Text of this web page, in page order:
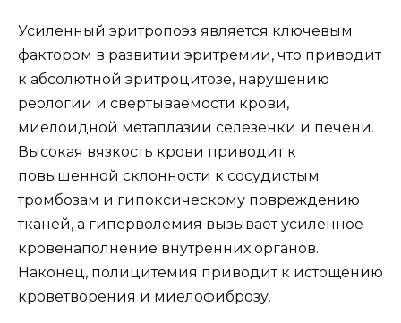
Усиленный эритропоэз является ключевым
фактором в развитии эритремии, что приводит
к абсолютной эритроцитозе, нарушению
реологии и свертываемости крови,
миелоидной метаплазии селезенки и печени.
Высокая вязкость крови приводит к
повышенной склонности к сосудистым
тромбозам и гипоксическому повреждению
тканей, а гиперволемия вызывает усиленное
кровенаполнение внутренних органов.
Наконец, полицитемия приводит к истощению
кроветворения и миелофиброзу.